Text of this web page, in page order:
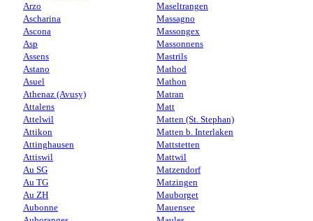
Arzo
Ascharina
Ascona
Asp
Assens
Astano
Asuel
Athenaz (Avusy)
Attalens
Attelwil
Attikon
Attinghausen
Attiswil
Au SG
Au TG
Au ZH
Aubonne
Maseltrangen
Massagno
Massongex
Massonnens
Mastrils
Mathod
Mathon
Matran
Matt
Matten (St. Stephan)
Matten b. Interlaken
Mattstetten
Mattwil
Matzendorf
Matzingen
Mauborget
Mauensee